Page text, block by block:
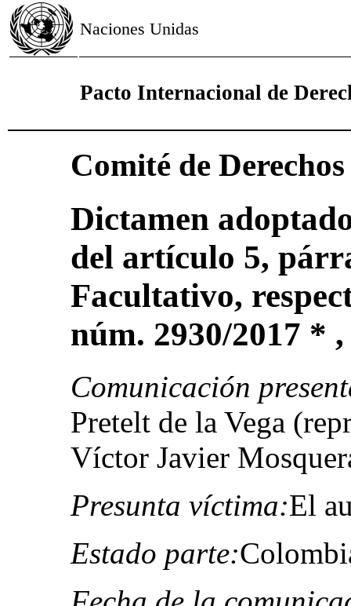
Naciones Unidas
Pacto Internacional de
Comité de
Dictamen
del artículo 5,
Facultativo,
núm. 2930/2017 *
Comunicación
Pretelt de la Vega
Víctor Javier
Presunta víctima:El
Estado parte: